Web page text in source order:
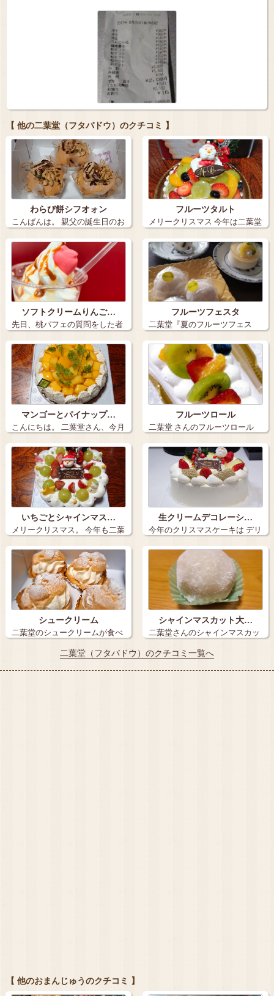
【 他の二葉堂（フタバドウ）のクチコミ 】
わらび餅シフオォン
こんばんは。 親父の誕生日のお
祝いで、…
フルーツタルト
メリークリスマス 今年は二葉堂
さんの、…
ソフトクリームりんご…
先日、桃パフェの質問をした者
です。 色…
フルーツフェスタ
二葉堂『夏のフルーツフェス
タ』 ７月1…
マンゴーとパイナップ…
こんにちは。 二葉堂さん、今月
のマンス…
フルーツロール
二葉堂 さんのフルーツロール
ホワイト…
いちごとシャインマス…
メリークリスマス。 今年も二葉
堂さんの…
生クリームデコレーシ…
今年のクリスマスケーキは デリ
シアで注…
シュークリーム
二葉堂のシュークリームが食べ
シャインマスカット大…
二葉堂さんのシャインマスカッ
ト大福を紹介…
二葉堂（フタバドウ）のクチコミ一覧へ
【 他のおまんじゅうのクチコミ 】